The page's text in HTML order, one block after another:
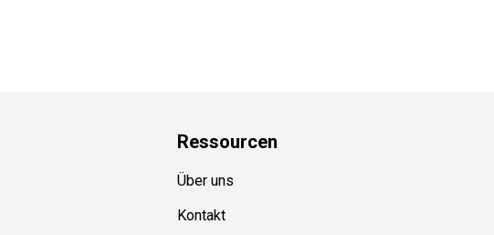
Ressourcen
Über uns
Kontakt